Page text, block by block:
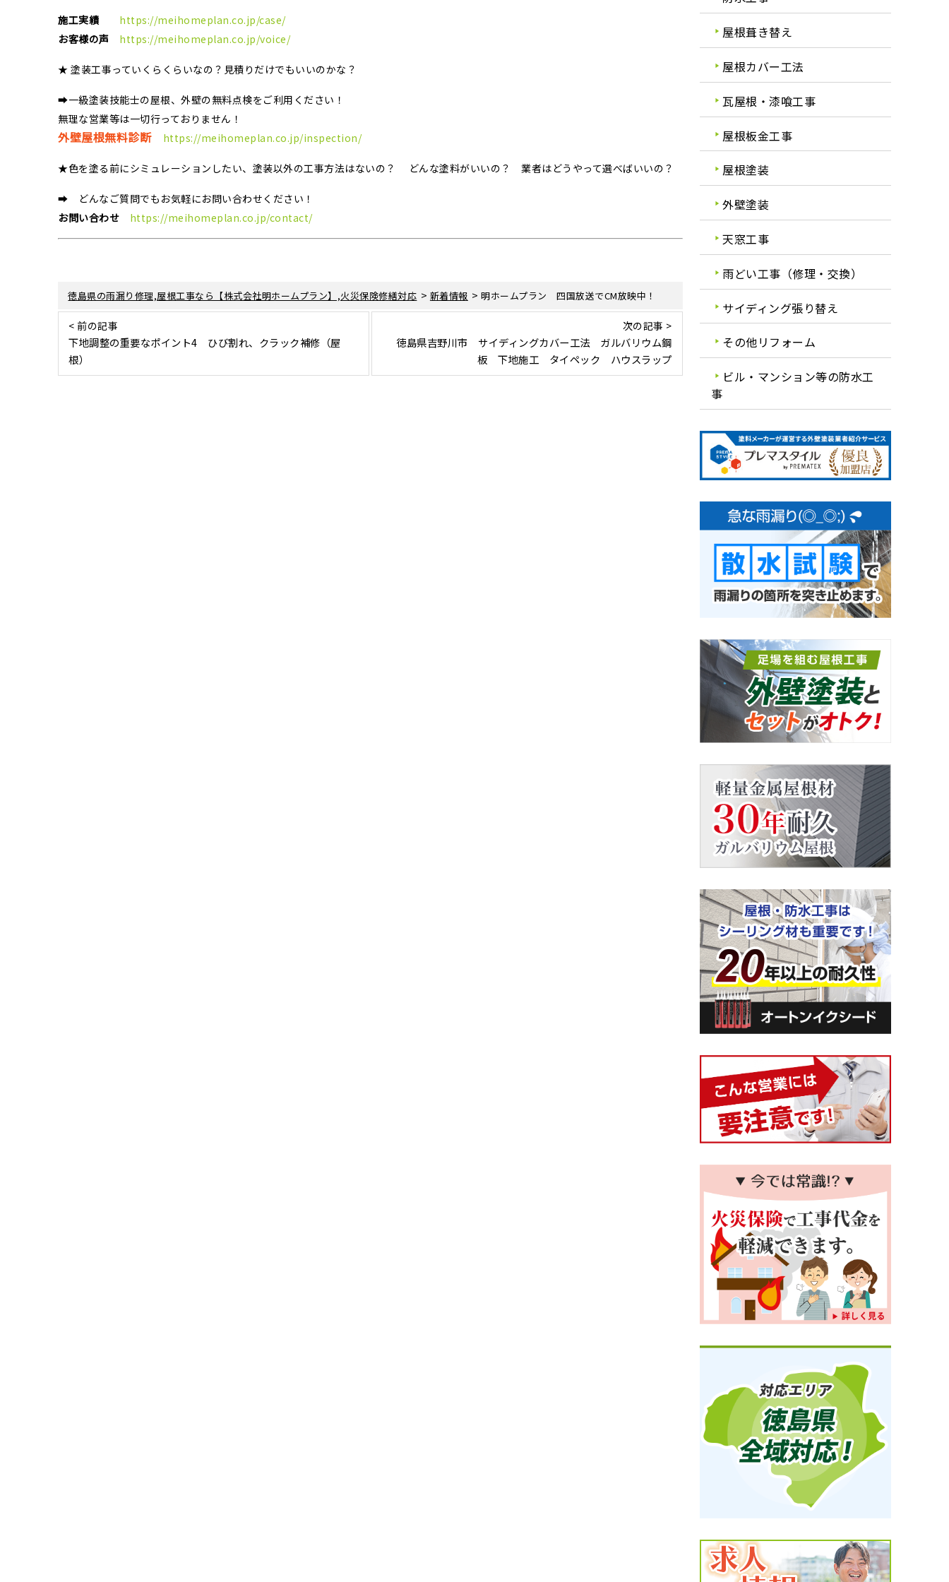
施工実績
https://meihomeplan.co.jp/case/
お客様の声
https://meihomeplan.co.jp/voice/
★ 塗装工事っていくらくらいなの？見積りだけでもいいのかな？
➡一級塗装技能士の屋根、外壁の無料点検をご利用ください！
無理な営業等は一切行っておりません！
外壁屋根無料診断 https://meihomeplan.co.jp/inspection/
★色を塗る前にシミュレーションしたい、塗装以外の工事方法はないの？ どんな塗料がいいの？ 業者はどうやって選べばいいの？
➡ どんなご質問でもお気軽にお問い合わせください！
お問い合わせ
https://meihomeplan.co.jp/contact/
徳島県の雨漏り修理,屋根工事なら【株式会社明ホームプラン】,火災保険修繕対応 > 新着情報 >明ホームプラン 四国放送でCM放映中！
< 前の記事
下地調整の重要なポイント4 ひび割れ、クラック補修（屋
根）
次の記事 >
徳島県吉野川市 サイディングカバー工法 ガルバリウム鋼
板 下地施工 タイペック ハウスラップ
屋根葺き替え
屋根カバー工法
瓦屋根・漆喰工事
屋根板金工事
屋根塗装
外壁塗装
天窓工事
雨どい工事（修理・交換）
サイディング張り替え
その他リフォーム
ビル・マンション等の防水工
事